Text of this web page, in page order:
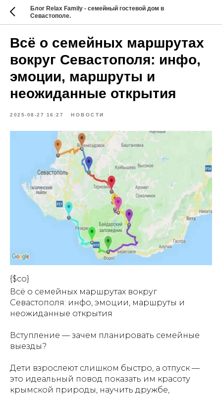
Блог Relax Family - семейный гостевой дом в
Севастополе.
Всё о семейных маршрутах
вокруг Севастополя: инфо,
эмоции, маршруты и
неожиданные открытия
2025-08-27 16:27 НОВОСТИ
{$co}
Всё о семейных маршрутах вокруг
Севастополя: инфо, эмоции, маршруты и
неожиданные открытия
Вступление — зачем планировать семейные
выезды?
Дети взрослеют слишком быстро, а отпуск —
это идеальный повод показать им красоту
крымской природы, научить дружбе,